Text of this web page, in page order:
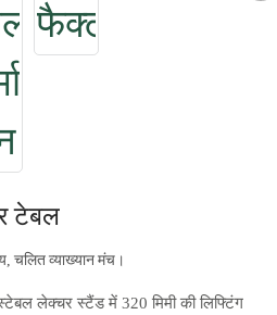
टेबल
चलित व्याख्यान मंच।
लेक्चर स्टैंड में 320 मिमी की लिफ्टिंग